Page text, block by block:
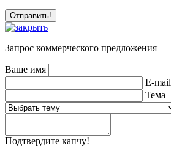
Запрос коммерческого предложения
Ваше имя
E-mail
Тема
Подтвердите капчу!